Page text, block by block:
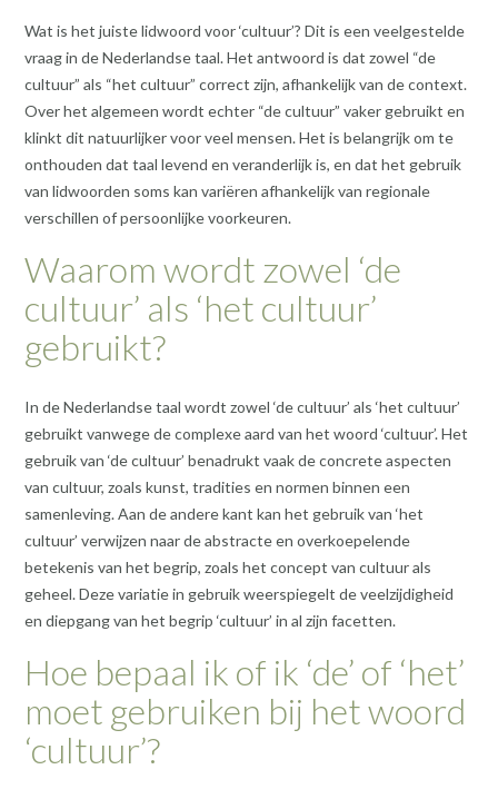
Wat is het juiste lidwoord voor ‘cultuur’? Dit is een veelgestelde
vraag in de Nederlandse taal. Het antwoord is dat zowel “de
cultuur” als “het cultuur” correct zijn, afhankelijk van de context.
Over het algemeen wordt echter “de cultuur” vaker gebruikt en
klinkt dit natuurlijker voor veel mensen. Het is belangrijk om te
onthouden dat taal levend en veranderlijk is, en dat het gebruik
van lidwoorden soms kan variëren afhankelijk van regionale
verschillen of persoonlijke voorkeuren.
Waarom wordt zowel ‘de
cultuur’ als ‘het cultuur’
gebruikt?
In de Nederlandse taal wordt zowel ‘de cultuur’ als ‘het cultuur’
gebruikt vanwege de complexe aard van het woord ‘cultuur’. Het
gebruik van ‘de cultuur’ benadrukt vaak de concrete aspecten
van cultuur, zoals kunst, tradities en normen binnen een
samenleving. Aan de andere kant kan het gebruik van ‘het
cultuur’ verwijzen naar de abstracte en overkoepelende
betekenis van het begrip, zoals het concept van cultuur als
geheel. Deze variatie in gebruik weerspiegelt de veelzijdigheid
en diepgang van het begrip ‘cultuur’ in al zijn facetten.
Hoe bepaal ik of ik ‘de’ of ‘het’
moet gebruiken bij het woord
‘cultuur’?